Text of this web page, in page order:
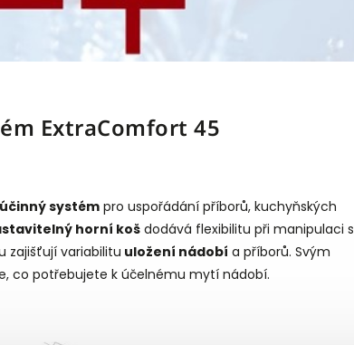
ExtraComfort 45
účinný systémpro uspořádání příborů, kuchyňských
horní košdodává flexibilitu při manipulaci s
zajišťují variabilitu uložení nádobí a příborů. Svým
co potřebujete k účelnému mytí nádobí.